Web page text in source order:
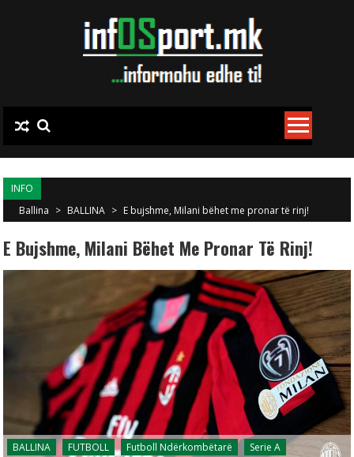
INFO
Ballina > BALLINA > E bujshme, Milani bëhet me pronar të rinj!
E Bujshme, Milani Bëhet Me Pronar Të Rinj!
BALLINA FUTBOLL Futboll Ndërkombëtarë Serie A